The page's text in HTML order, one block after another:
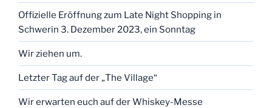
Offizielle Eröffnung zum Late Night Shopping in
Schwerin 3. Dezember 2023, ein Sonntag
Wir ziehen um.
Letzter Tag auf der „The Village“
Wir erwarten euch auf der Whiskey-Messe